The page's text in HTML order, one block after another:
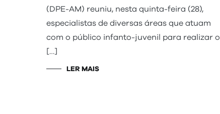
(DPE-AM) reuniu, nesta quinta-feira (28),
especialistas de diversas áreas que atuam
com o público infanto-juvenil para realizar o
[…]
LER MAIS